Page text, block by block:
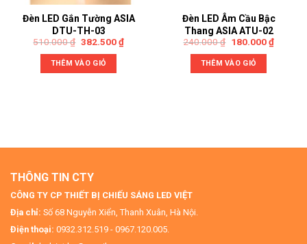
Đèn LED Gắn Tường ASIA
DTU-TH-03
510.000₫ 382.500₫
THÊM VÀO GIỎ
Đèn LED Âm Cầu Bậc
Thang ASIA ATU-02
240.000₫ 180.000₫
THÊM VÀO GIỎ
THÔNG TIN CTY
CÔNG TY CP THIẾT BỊ CHIẾU SÁNG LED VIỆT
Địa chỉ: Số 68 Nguyễn Xiển, Thanh Xuân, Hà Nội.
Điện thoại: 0932.312.519 - 0967.120.005.